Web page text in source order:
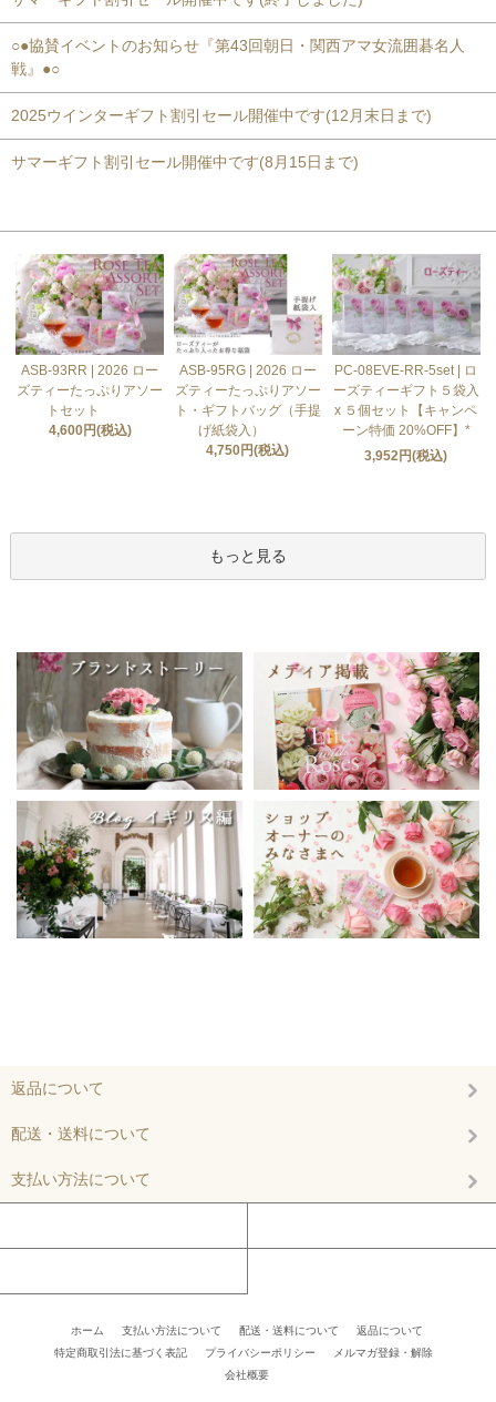
○●協賛イベントのお知らせ『第43回朝日・関西アマ女流囲碁名人
戦』●○
2025ウインターギフト割引セール開催中です(12月末日まで)
サマーギフト割引セール開催中です(8月15日まで)
ASB-93RR | 2026 ロー
ズティーたっぷりアソー
トセット
4,600円(税込)
ASB-95RG | 2026 ロー
ズティーたっぷりアソー
ト・ギフトバッグ（手提
げ紙袋入）
4,750円(税込)
PC-08EVE-RR-5set | ロ
ーズティーギフト５袋入
x ５個セット【キャンペ
ーン特価 20%OFF】*
3,952円(税込)
もっと見る
返品について
配送・送料について
支払い方法について
ホーム 支払い方法について 配送・送料について 返品について
特定商取引法に基づく表記
プライバシーポリシー メルマガ登録・解除
会社概要